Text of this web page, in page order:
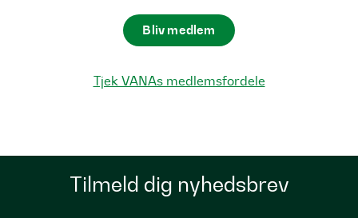
Bliv medlem
Tjek VANAs medlemsfordele
Tilmeld dig nyhedsbrev